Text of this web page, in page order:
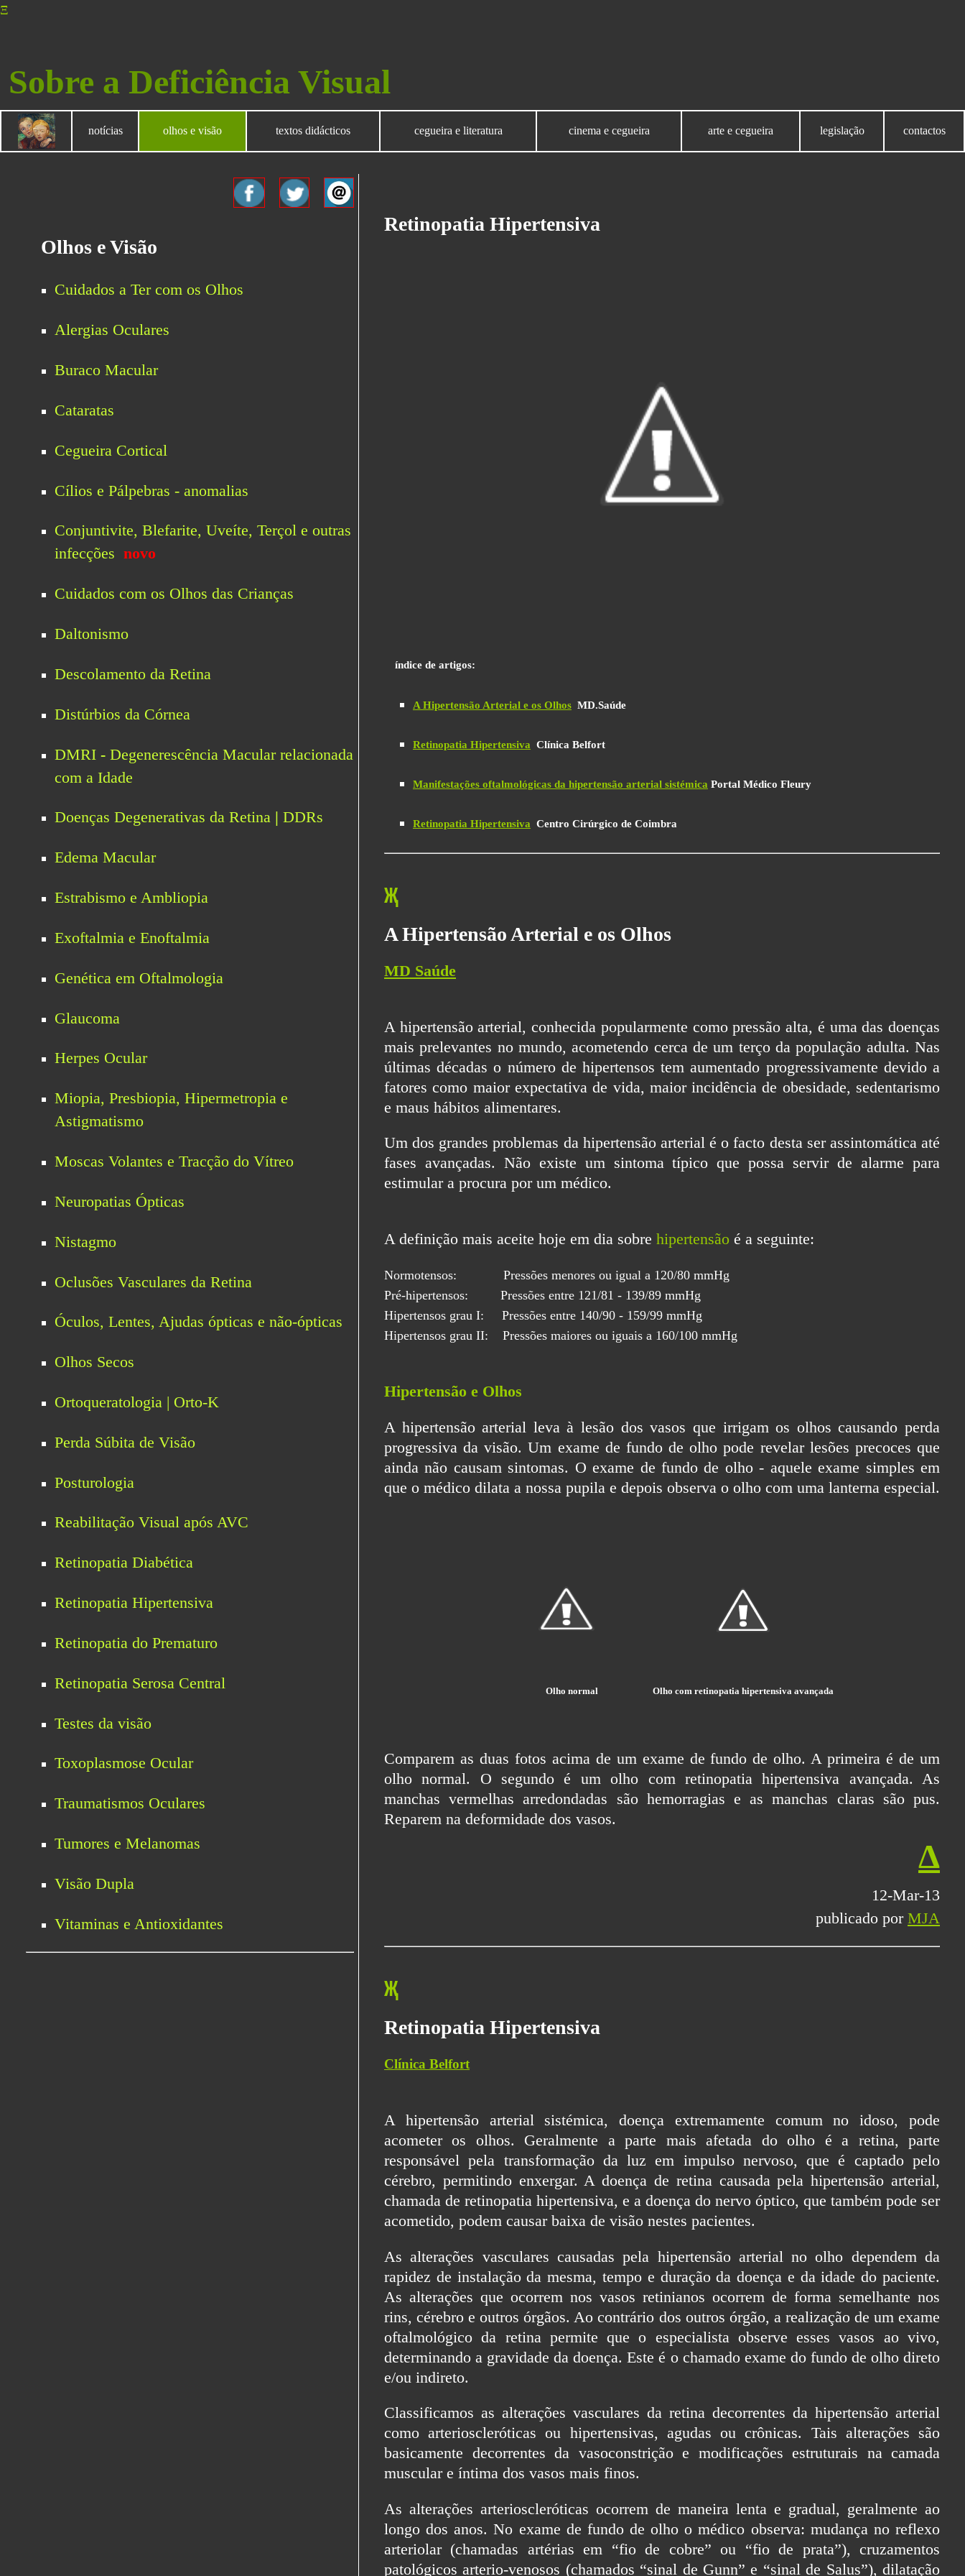
Ξ
Sobre a Deficiência Visual
notícias olhos e visão textos didácticos cegueira e literatura cinema e cegueira arte e cegueira legislação contactos
Retinopatia Hipertensiva
índice de artigos:
A Hipertensão Arterial e os Olhos MD.Saúde
Retinopatia Hipertensiva Clínica Belfort
Manifestações oftalmológicas da hipertensão arterial sistémica Portal Médico Fleury
Retinopatia Hipertensiva Centro Cirúrgico de Coimbra
Җ
A Hipertensão Arterial e os Olhos
MD Saúde
A hipertensão arterial, conhecida popularmente como pressão alta, é uma das doenças
mais prelevantes no mundo, acometendo cerca de um terço da população adulta. Nas
últimas décadas o número de hipertensos tem aumentado progressivamente devido a
fatores como maior expectativa de vida, maior incidência de obesidade, sedentarismo
e maus hábitos alimentares.
Um dos grandes problemas da hipertensão arterial é o facto desta ser assintomática até
fases avançadas. Não existe um sintoma típico que possa servir de alarme para
estimular a procura por um médico.
A definição mais aceite hoje em dia sobre hipertensão é a seguinte:
Normotensos: Pressões menores ou igual a 120/80 mmHg
Pré-hipertensos: Pressões entre 121/81 - 139/89 mmHg
Hipertensos grau I: Pressões entre 140/90 - 159/99 mmHg
Hipertensos grau II: Pressões maiores ou iguais a 160/100 mmHg
Hipertensão e Olhos
A hipertensão arterial leva à lesão dos vasos que irrigam os olhos causando perda
progressiva da visão. Um exame de fundo de olho pode revelar lesões precoces que
ainda não causam sintomas. O exame de fundo de olho - aquele exame simples em
que o médico dilata a nossa pupila e depois observa o olho com uma lanterna especial.
Olho normal Olho com retinopatia hipertensiva avançada
Comparem as duas fotos acima de um exame de fundo de olho. A primeira é de um
olho normal. O segundo é um olho com retinopatia hipertensiva avançada. As
manchas vermelhas arredondadas são hemorragias e as manchas claras são pus.
Reparem na deformidade dos vasos.
Δ
12-Mar-13
publicado por MJA
Җ
Retinopatia Hipertensiva
Clínica Belfort
A hipertensão arterial sistémica, doença extremamente comum no idoso, pode
acometer os olhos. Geralmente a parte mais afetada do olho é a retina, parte
responsável pela transformação da luz em impulso nervoso, que é captado pelo
cérebro, permitindo enxergar. A doença de retina causada pela hipertensão arterial,
chamada de retinopatia hipertensiva, e a doença do nervo óptico, que também pode ser
acometido, podem causar baixa de visão nestes pacientes.
As alterações vasculares causadas pela hipertensão arterial no olho dependem da
rapidez de instalação da mesma, tempo e duração da doença e da idade do paciente.
As alterações que ocorrem nos vasos retinianos ocorrem de forma semelhante nos
rins, cérebro e outros órgãos. Ao contrário dos outros órgão, a realização de um exame
oftalmológico da retina permite que o especialista observe esses vasos ao vivo,
determinando a gravidade da doença. Este é o chamado exame do fundo de olho direto
e/ou indireto.
Classificamos as alterações vasculares da retina decorrentes da hipertensão arterial
como arterioscleróticas ou hipertensivas, agudas ou crônicas. Tais alterações são
basicamente decorrentes da vasoconstrição e modificações estruturais na camada
muscular e íntima dos vasos mais finos.
As alterações arterioscleróticas ocorrem de maneira lenta e gradual, geralmente ao
longo dos anos. No exame de fundo de olho o médico observa: mudança no reflexo
arteriolar (chamadas artérias em “fio de cobre” ou “fio de prata”), cruzamentos
patológicos arterio-venosos (chamados “sinal de Gunn” e “sinal de Salus”), dilatação